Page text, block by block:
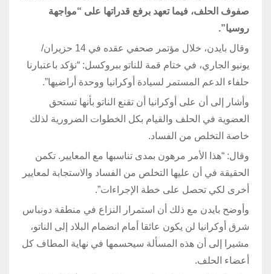
صفوف الحلف، فيما تعهد برفع قدراتها على “مواجهة
روسيا”.
وقال بايدن، خلال مؤتمر صحفي عقده في 14 حزيران/
يونيو الجاري، في ختام قمة للناتو ببروكسل: “نؤكد باعتبارنا
حلفاء الدعم المستمر لسيادة أوكرانيا ووحدة أراضيها”.
وأشار إلى أن على أوكرانيا أن تقنع الناتو بأنها تستحق
العضوية في الحلف والقيام بكل الخطوات الضرورية لذلك
خاصة التخلص من الفساد.
وقال: “هذا الأمر مرهون بمدى تناسبها مع المعايير. تكمن
الحقيقة في أن عليها التخلص من الفساد والاستجابة لمعايير
أخرى لكي تحصل على خطة الإجراءات”.
وأوضح بايدن مع ذلك أن استمرار النزاع في منطقة دونباس
شرق أوكرانيا لن يكون عائقا أمام انضمام البلاد إلى الناتو،
مشيرا إلى أن هذه المسألة سيحسمها في نهاية المطاف كل
أعضاء الحلف.